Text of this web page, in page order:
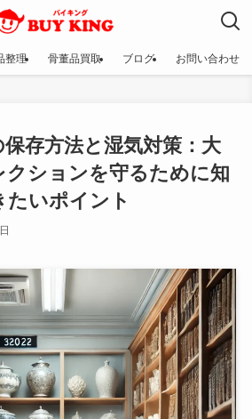
整理 骨董品買取 ブログ お問い合わせ
存方法と湿気対策：大
クションを守るために知
たいポイント